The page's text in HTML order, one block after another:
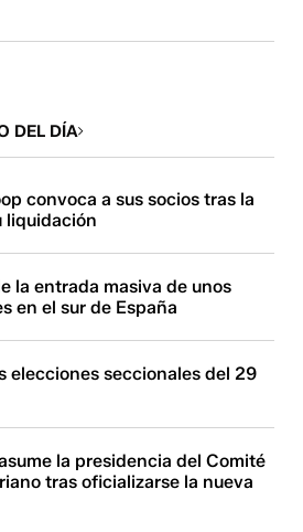
DEL DÍA
convoca a sus socios tras la
liquidación
la entrada masiva de unos
en el sur de España
elecciones seccionales del 29
la presidencia del Comité
tras oficializarse la nueva